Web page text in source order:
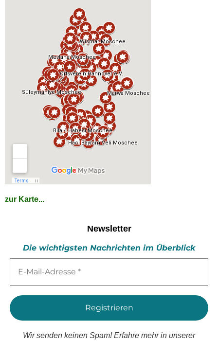
zur Karte...
Newsletter
Die wichtigsten Nachrichten im Überblick
Mail-
*
Wir senden keinen Spam! Erfahre mehr in unserer